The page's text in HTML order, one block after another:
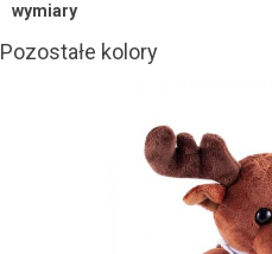
wymiary
Pozostałe kolory